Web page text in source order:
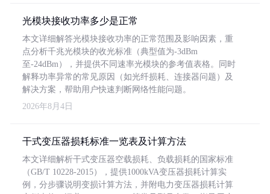
光模块接收功率多少是正常
本文详细解答光模块接收功率的正常范围及影响因素，重
点分析千兆光模块的收光标准（典型值为-3dBm
至-24dBm），并提供不同速率光模块的参考值表格。同时
解释功率异常的常见原因（如光纤损耗、连接器问题）及
解决方案，帮助用户快速判断网络性能问题。
2026年8月4日
干式变压器损耗标准一览表及计算方法
本文详细解析干式变压器空载损耗、负载损耗的国家标准
（GB/T 10228-2015），提供1000kVA变压器损耗计算实
例，分步骤说明变损计算方法，并附电力变压器损耗计算